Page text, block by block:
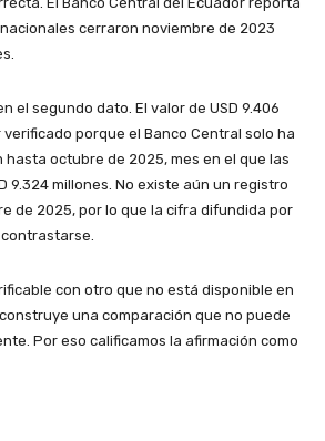
cerraron noviembre de 2023
el segundo dato. El valor de USD 9.406
porque el Banco Central solo ha
octubre de 2025, mes en el que las
9.324 millones. No existe aún un registro
de 2025, por lo que la cifra difundida por
con otro que no está disponible en
una comparación que no puede
Por eso calificamos la afirmación como